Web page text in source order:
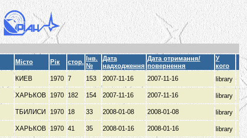
Місто Рік стор.
Інв.
№
Дата
надходження
Дата отримання/
повернення
У
кого
КИЕВ 1970 7 153 2007-11-16 2007-11-16 library
ХАРЬКОВ 1970 182 154 2007-11-16 2007-11-16 library
ТБИЛИСИ 1970 18 33 2008-01-08 2008-01-08 library
ХАРЬКОВ 1970 41 35 2008-01-16 2008-01-16
library